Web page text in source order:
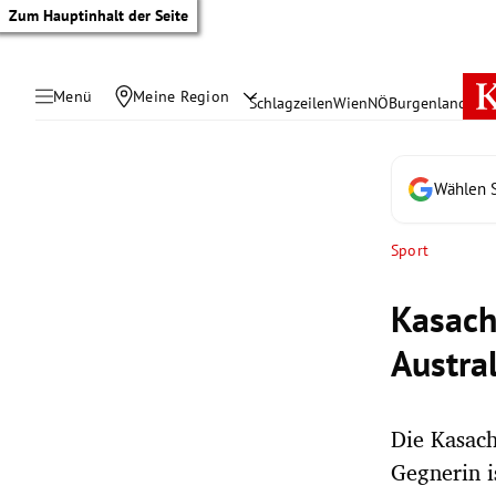
Zum Hauptinhalt der Seite
Menü Meine Region SchlagzeilenWienNÖBurgenland
Wählen
Sport
Die
Gegnerin